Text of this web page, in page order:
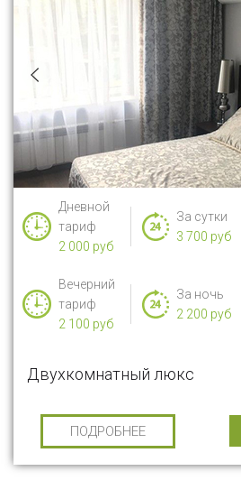
Дневной
тариф
2 000 руб
За сутки
3 700 руб
Вечерний
тариф
2 100 руб
За ночь
2 200 руб
Двухкомнатный люкс
ПОДРОБНЕЕ